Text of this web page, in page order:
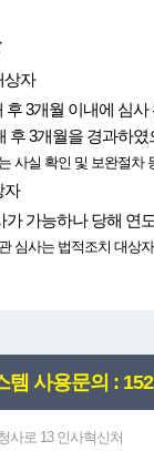
상자
후 3개월 이내에 심사
후 3개월을 경과하
사실 확인 및 보완절차
자
가 가능하나 당해 연
심사는 법적조치 대상
템 사용문의 :
사로 13 인사혁신처